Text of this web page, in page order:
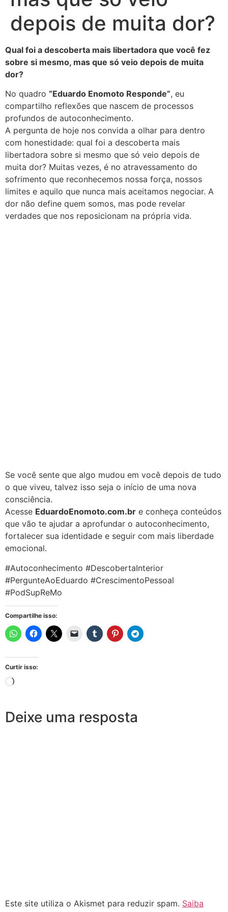
depois de muita dor?
Qual foi a descoberta mais libertadora que você fez
sobre si mesmo, mas que só veio depois de muita
dor?
No quadro “Eduardo Enomoto Responde”, eu
compartilho reflexões que nascem de processos
profundos de autoconhecimento.
A pergunta de hoje nos convida a olhar para dentro
com honestidade: qual foi a descoberta mais
libertadora sobre si mesmo que só veio depois de
muita dor? Muitas vezes, é no atravessamento do
sofrimento que reconhecemos nossa força, nossos
limites e aquilo que nunca mais aceitamos negociar. A
dor não define quem somos, mas pode revelar
verdades que nos reposicionam na própria vida.
Se você sente que algo mudou em você depois de tudo
o que viveu, talvez isso seja o início de uma nova
consciência.
Acesse EduardoEnomoto.com.br e conheça conteúdos
que vão te ajudar a aprofundar o autoconhecimento,
fortalecer sua identidade e seguir com mais liberdade
emocional.
#Autoconhecimento #DescobertaInterior
#PergunteAoEduardo #CrescimentoPessoal
#PodSupReMo
Compartilhe isso:
Curtir isso:
Deixe uma resposta
Este site utiliza o Akismet para reduzir spam. Saiba